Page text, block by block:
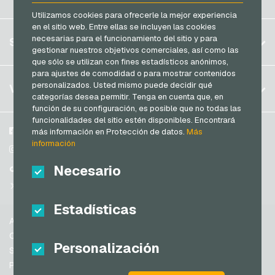
Utilizamos cookies para ofrecerle la mejor experiencia
en el sitio web. Entre ellas se incluyen las cookies
necesarias para el funcionamiento del sitio y para
gestionar nuestros objetivos comerciales, así como las
que sólo se utilizan con fines estadísticos anónimos,
para ajustes de comodidad o para mostrar contenidos
personalizados. Usted mismo puede decidir qué
categorías desea permitir. Tenga en cuenta que, en
función de su configuración, es posible que no todas las
funcionalidades del sitio estén disponibles. Encontrará
más información en Protección de datos.Más
información
Necesario
Estadísticas
Personalización
Alemania (DE)
Alemania (EN)
Francia
Italia
Países Bajos
Austria
Portugal
Suiza (DE)
Suiza (IT)
Estados Unidos de América (EN)
Registrar
Iniciar sesión
Mi carrito
SERVICIO
FAQ
Modos de pago
Condiciones generales&Derecho de revocación
Protección de datos
VGO-SHOP
Sobre nosotros
Participantes
Facebook
Instagram
TikTok
Ayuda
Condiciones generales
Seguridad y verificación
Protección de datos